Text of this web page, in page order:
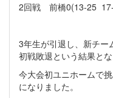
2回戦 前橋0(13-25
3年生が引退し、新チー
初戦敗退という結果とな
今大会初ユニホームで
になりました。